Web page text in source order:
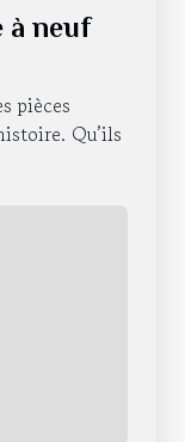
à neuf
pièces
Qu’ils